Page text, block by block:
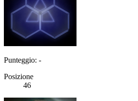
Punteggio: -
Posizione
46